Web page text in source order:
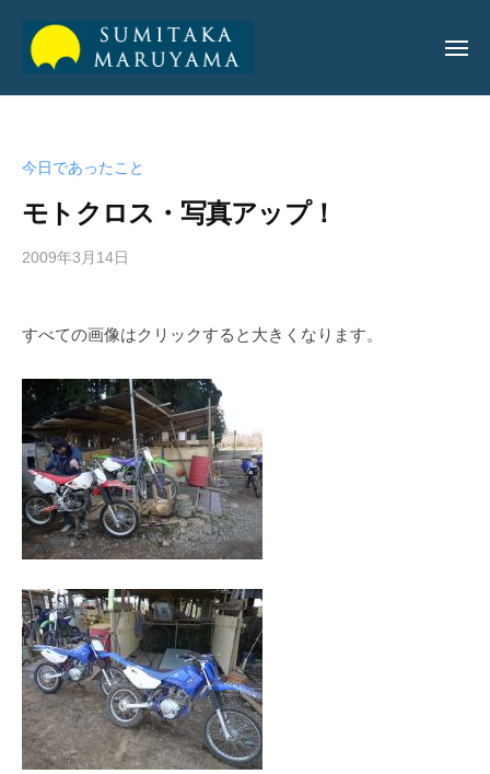
丸
孝
サ
ト
丸
純
孝
公
イ
今日であったこと
モトクロス・写真アップ！
2009年3月14日
d
i
n
_
m
a
r
u
a
m
a
すべての画像はクリックすると大きくなります。
山
公
サ
ト